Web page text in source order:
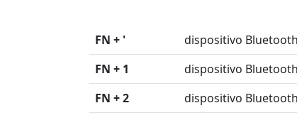
FN + ' dispositivo
FN + 1
dispositivo
FN + 2
dispositivo